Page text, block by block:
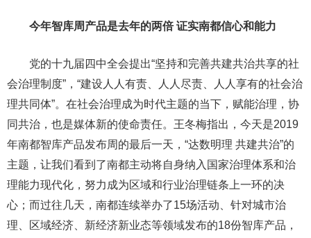
今年智库周产品是去年的两倍 证实南都信心和能力
党的十九届四中全会提出“坚持和完善共建共治共享的社
会治理制度”，“建设人人有责、人人尽责、人人享有的社会治
理共同体”。在社会治理成为时代主题的当下，赋能治理，协
同共治，也是媒体新的使命责任。王冬梅指出，今天是2019
年南都智库产品发布周的最后一天，“达数明理 共建共治”的
主题，让我们看到了南都主动将自身纳入国家治理体系和治
理能力现代化，努力成为区域和行业治理链条上一环的决
心；而过往几天，南都连续举办了15场活动、针对城市治
理、区域经济、新经济新业态等领域发布的18份智库产品，